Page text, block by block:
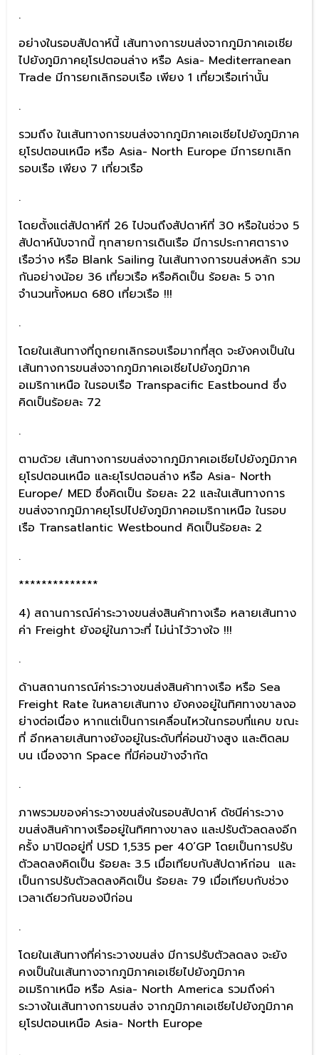
.
อย่างในรอบสัปดาห์นี้ เส้นทางการขนส่งจากภูมิภาคเอเชีย
ไปยังภูมิภาคยุโรปตอนล่าง หรือ Asia- Mediterranean
Trade มีการยกเลิกรอบเรือ เพียง 1 เที่ยวเรือเท่านั้น
.
รวมถึง ในเส้นทางการขนส่งจากภูมิภาคเอเชียไปยังภูมิภาค
ยุโรปตอนเหนือ หรือ Asia- North Europe มีการยกเลิก
รอบเรือ เพียง 7 เที่ยวเรือ
.
โดยตั้งแต่สัปดาห์ที่ 26 ไปจนถึงสัปดาห์ที่ 30 หรือในช่วง 5
สัปดาห์นับจากนี้ ทุกสายการเดินเรือ มีการประกาศตาราง
เรือว่าง หรือ Blank Sailing ในเส้นทางการขนส่งหลัก รวม
กันอย่างน้อย 36 เที่ยวเรือ หรือคิดเป็น ร้อยละ 5 จาก
จำนวนทั้งหมด 680 เที่ยวเรือ !!!
.
โดยในเส้นทางที่ถูกยกเลิกรอบเรือมากที่สุด จะยังคงเป็นใน
เส้นทางการขนส่งจากภูมิภาคเอเชียไปยังภูมิภาค
อเมริกาเหนือ ในรอบเรือ Transpacific Eastbound ซึ่ง
คิดเป็นร้อยละ 72
.
ตามด้วย เส้นทางการขนส่งจากภูมิภาคเอเชียไปยังภูมิภาค
ยุโรปตอนเหนือ และยุโรปตอนล่าง หรือ Asia- North
Europe/ MED ซึ่งคิดเป็น ร้อยละ 22 และในเส้นทางการ
ขนส่งจากภูมิภาคยุโรปไปยังภูมิภาคอเมริกาเหนือ ในรอบ
เรือ Transatlantic Westbound คิดเป็นร้อยละ 2
.
**************
4) สถานการณ์ค่าระวางขนส่งสินค้าทางเรือ หลายเส้นทาง
ค่า Freight ยังอยู่ในภาวะที่ ไม่น่าไว้วางใจ !!!
.
ด้านสถานการณ์ค่าระวางขนส่งสินค้าทางเรือ หรือ Sea
Freight Rate ในหลายเส้นทาง ยังคงอยู่ในทิศทางขาลงอ
ย่างต่อเนื่อง หากแต่เป็นการเคลื่อนไหวในกรอบที่แคบ ขณะ
ที่ อีกหลายเส้นทางยังอยู่ในระดับที่ค่อนข้างสูง และติดลม
บน เนื่องจาก Space ที่มีค่อนข้างจำกัด
.
ภาพรวมของค่าระวางขนส่งในรอบสัปดาห์ ดัชนีค่าระวาง
ขนส่งสินค้าทางเรืออยู่ในทิศทางขาลง และปรับตัวลดลงอีก
ครั้ง มาปิดอยู่ที่ USD 1,535 per 40’GP โดยเป็นการปรับ
ตัวลดลงคิดเป็น ร้อยละ 3.5 เมื่อเทียบกับสัปดาห์ก่อน และ
เป็นการปรับตัวลดลงคิดเป็น ร้อยละ 79 เมื่อเทียบกับช่วง
เวลาเดียวกันของปีก่อน
.
โดยในเส้นทางที่ค่าระวางขนส่ง มีการปรับตัวลดลง จะยัง
คงเป็นในเส้นทางจากภูมิภาคเอเชียไปยังภูมิภาค
อเมริกาเหนือ หรือ Asia- North America รวมถึงค่า
ระวางในเส้นทางการขนส่ง จากภูมิภาคเอเชียไปยังภูมิภาค
ยุโรปตอนเหนือ Asia- North Europe